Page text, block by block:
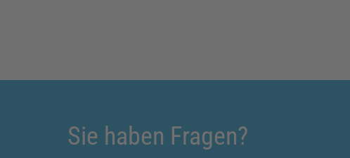
Sie haben Fragen?